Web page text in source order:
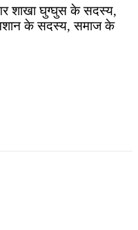
शाखा घुग्घुस के सदस्य,
के सदस्य, समाज के